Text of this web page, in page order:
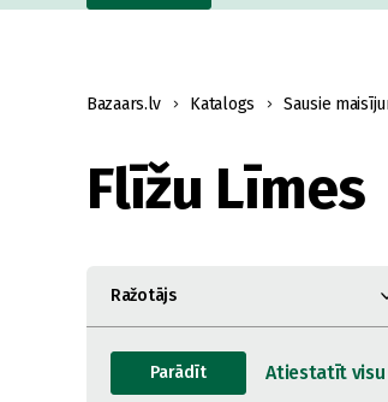
Bazaars.lv Katalogs Sausie
Flīžu Līmes
Ražotājs